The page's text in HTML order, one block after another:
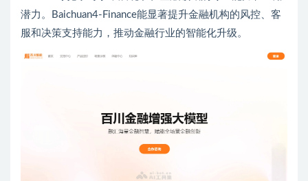
潜力。Baichuan4-Finance能显著提升金融机构的风控、客
服和决策支持能力，推动金融行业的智能化升级。